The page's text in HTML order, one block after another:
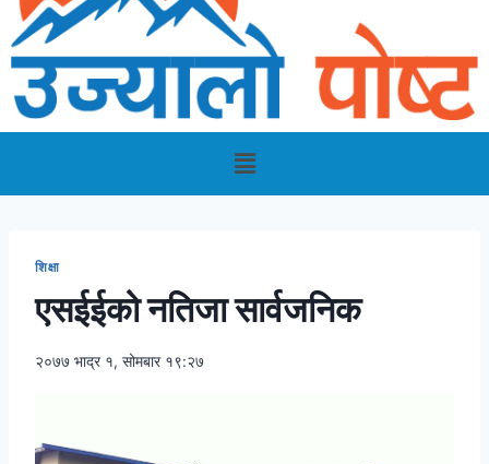
शिक्षा
एसईईको नतिजा सार्वजनिक
२०७७ भाद्र १, सोमबार १९:२७